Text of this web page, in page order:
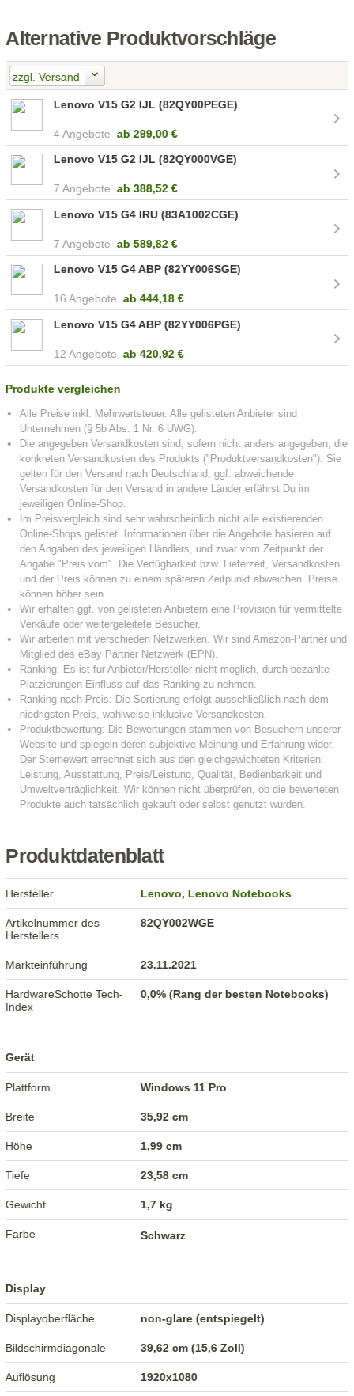
Alternative Produktvorschläge
zzgl. Versand
Lenovo V15 G2 IJL (82QY00PEGE)
4 Angebote ab 299,00 €
Lenovo V15 G2 IJL (82QY000VGE)
7 Angebote ab 388,52 €
Lenovo V15 G4 IRU (83A1002CGE)
7 Angebote ab 589,82 €
Lenovo V15 G4 ABP (82YY006SGE)
16 Angebote ab444,18 €
Lenovo V15 G4 ABP (82YY006PGE)
12 Angebote ab420,92 €
Produkte vergleichen
Produktdatenblatt
Hersteller Lenovo,Lenovo Notebooks
Artikelnummer des
Herstellers
82QY002WGE
Markteinführung 23.11.2021
HardwareSchotte Tech-
Index
0,0% (Rang der besten Notebooks)
Gerät
Plattform Windows 11 Pro
Breite 35,92 cm
Höhe 1,99 cm
Tiefe 23,58 cm
Gewicht 1,7 kg
Farbe Schwarz
Display
Displayoberfläche non-glare (entspiegelt)
Bildschirmdiagonale 39,62 cm (15,6 Zoll)
Auflösung 1920x1080